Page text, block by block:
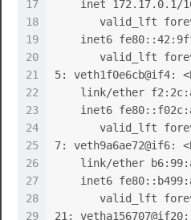
17
18
19
20
21
22
23
24
25
26
27
28
29
inet 172.17.0.1/
valid_lft
inet6
valid_lft
5: veth1f0e6cb@if4:
link/ether
inet6
valid_lft
7: veth9a6ae72@if6:
link/ether
inet6
valid_lft
21: vetha156707@if20: